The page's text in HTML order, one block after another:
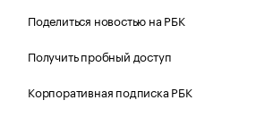
Поделиться новостью на РБК
Получить пробный доступ
Корпоративная подписка РБК